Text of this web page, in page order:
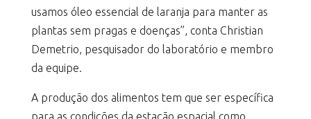
usamos óleo essencial de laranja para manter as
plantas sem pragas e doenças”, conta Christian
Demetrio, pesquisador do laboratório e membro
da equipe.
A produção dos alimentos tem que ser específica
para as condições da estação espacial como